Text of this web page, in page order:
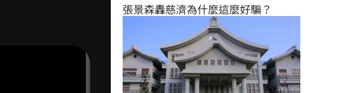
張景森轟慈濟為什麼這麼好騙？